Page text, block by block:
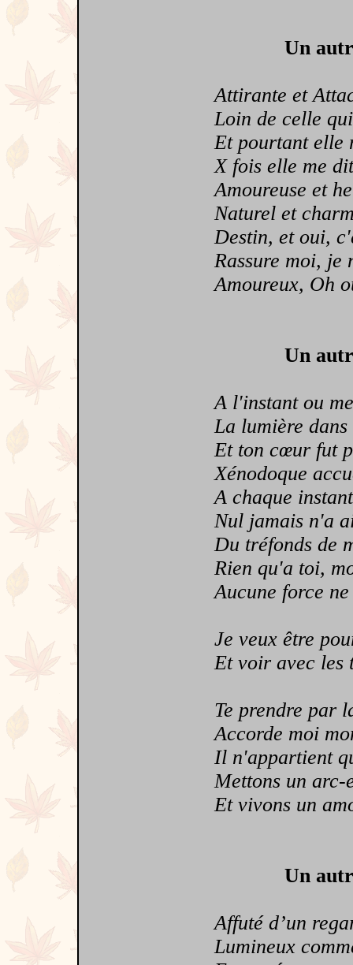
Un
Attirante et
Loin de celle qui
Et pourtant elle
X fois elle me
Amoureuse et
Naturel et
Destin, et oui,
Rassure moi, je
Amoureux, Oh
Un
A l'instant ou
La lumière dans
Et ton cœur fut
Xénodoque
A chaque instant
Nul jamais n'a
Du tréfonds de
Rien qu'a toi,
Aucune force ne
Je veux être
Et voir avec les
Te prendre par
Accorde moi
Il n'appartient
Mettons un arc-
Et vivons un
Un
Affuté d’un
Lumineux